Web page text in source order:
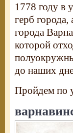
1778 году в
герб
города
которой
до наших
Пройдем по